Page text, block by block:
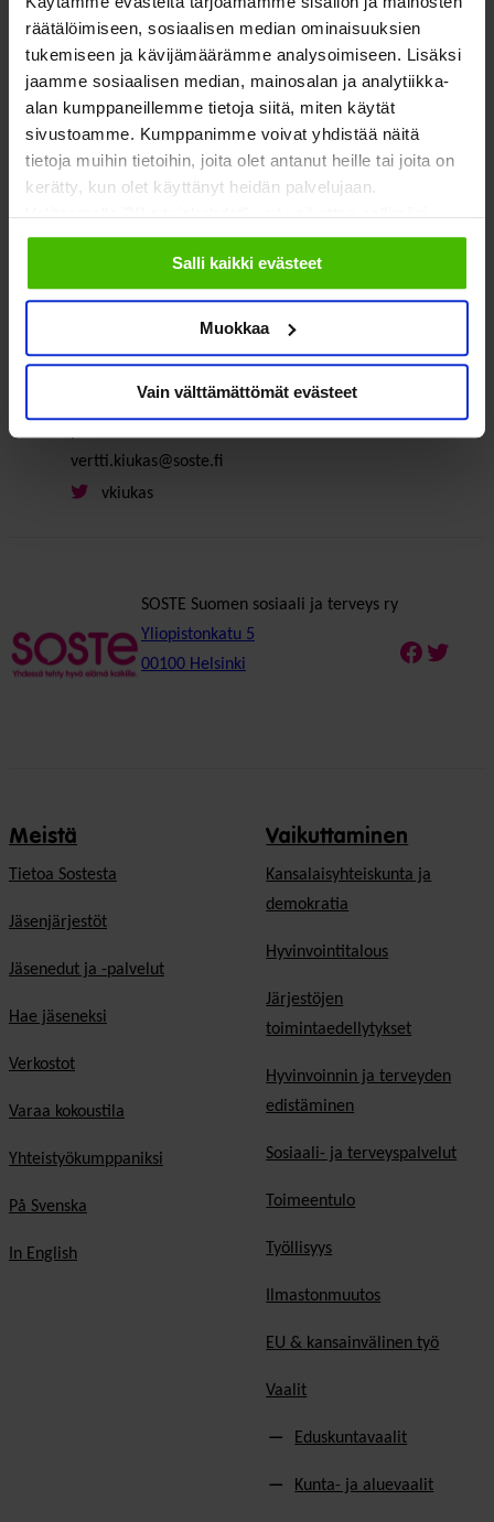
räätälöimiseen, sosiaalisen median ominaisuuksien
tukemiseen ja kävijämäärämme analysoimiseen. Lisäksi
jaamme sosiaalisen median, mainosalan ja analytiikka-
alan kumppaneillemme tietoja siitä, miten käytät
sivustoamme. Kumppanimme voivat yhdistää näitä
tietoja muihin tietoihin, joita olet antanut heille tai joita on
kerätty, kun olet käyttänyt heidän palvelujaan.
Valitsemalla "Yksityiskohdat" voit vaikuttaa sallimiisi
evästeisiin.
Salli kaikki evästeet
Muokkaa
Vain välttämättömät evästeet
Valtionavustustoimintaan liittyvästä parlamentaarisesta
sovusta on pidettävä kiinni ja peruttava leikkaukset. Sote-
sektorilla on jo muutenkin kova paine saada ihmiset
hoidettua ajoissa kuntoon”, painottaa Kiukas.
Vertti Kiukas
vertti.kiukas@soste.fi
vkiukas
SOSTE Suomen sosiaali ja terveys ry
Yliopistonkatu 5
00100 Helsinki
Meistä
Tietoa Sostesta
Jäsenjärjestöt
Jäsenedut ja -palvelut
Hae jäseneksi
Verkostot
Varaa kokoustila
Yhteistyökumppaniksi
På Svenska
In English
Vaikuttaminen
Kansalaisyhteiskunta ja
demokratia
Hyvinvointitalous
Järjestöjen
toimintaedellytykset
Hyvinvoinnin ja terveyden
edistäminen
Sosiaali- ja terveyspalvelut
Toimeentulo
Työllisyys
Ilmastonmuutos
EU & kansainvälinen työ
Vaalit
Eduskuntavaalit
Kunta- ja aluevaalit